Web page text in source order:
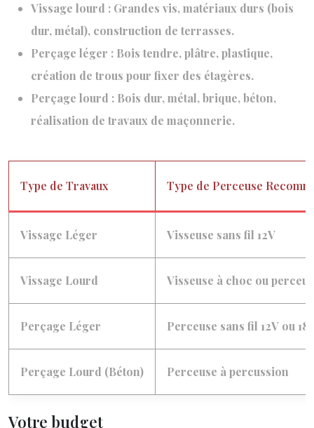
Vissage lourd : Grandes vis, matériaux durs (bois
dur, métal), construction de terrasses.
Perçage léger : Bois tendre, plâtre, plastique,
création de trous pour fixer des étagères.
Perçage lourd : Bois dur, métal, brique, béton,
réalisation de travaux de maçonnerie.
Type de Travaux Type de Perceuse
Vissage Léger Visseuse sans fil 12V
Vissage Lourd Visseuse à choc ou
Perçage Léger Perceuse sans fil 12V ou
Perçage Lourd (Béton) Perceuse à percussion
Votre budget